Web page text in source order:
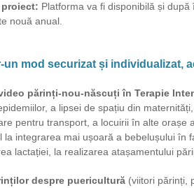
Platforma va fi disponibilă și
nouă anual.
un mod securizat și individualizat,
părinți-nou-născuți în Terapie
a lipsei de spațiu din
pentru transport, a locuirii în alte orașe
la integrarea mai ușoară a bebelușului în
lactației, la realizarea atașamentului
despre puericultură (viitori părinți,